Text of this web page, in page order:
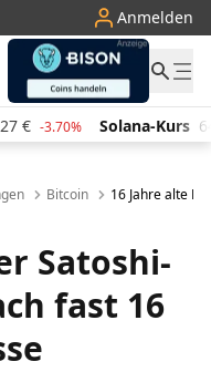
Anmelden
Kurs 64,07 € 0.40%
Bitcoin 16 Jahre alte
Satoshi-
fast 16